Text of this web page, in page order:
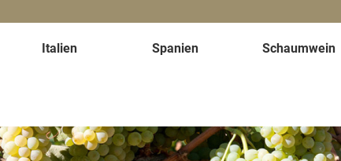
Italien Spanien Schaumwein